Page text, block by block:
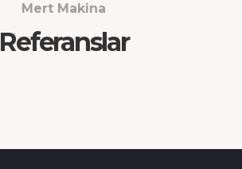
Mert Makina
Referanslar